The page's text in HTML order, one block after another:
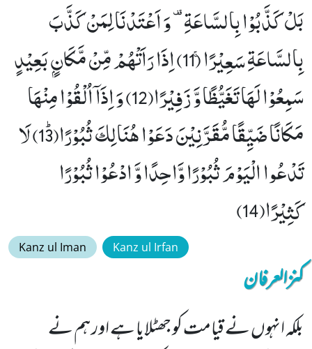
بَلْ كَذَّبُوْا بِالسَّاعَةِ- وَ اَعْتَدْنَا لِمَنْ كَذَّبَ
بِالسَّاعَةِ سَعِیْرًاۚ (11) اِذَا رَاَتْهُمْ مِّنْ مَّكَانٍۭ بَعِیْدٍ
سَمِعُوْا لَهَا تَغَیُّظًا وَّ زَفِیْرًا(12) وَ اِذَاۤ اُلْقُوْا مِنْهَا
مَكَانًا ضَیِّقًا مُّقَرَّنِیْنَ دَعَوْا هُنَالِكَ ثُبُوْرًاﭤ(13) لَا
تَدْعُوا الْیَوْمَ ثُبُوْرًا وَّاحِدًا وَّ ادْعُوْا ثُبُوْرًا
كَثِیْرًا(14)
Kanz ul Iman Kanz ul Irfan
کنزالعرفان
بلکہ انہوں نے قیامت کو جھٹلایا ہے اور ہم نے